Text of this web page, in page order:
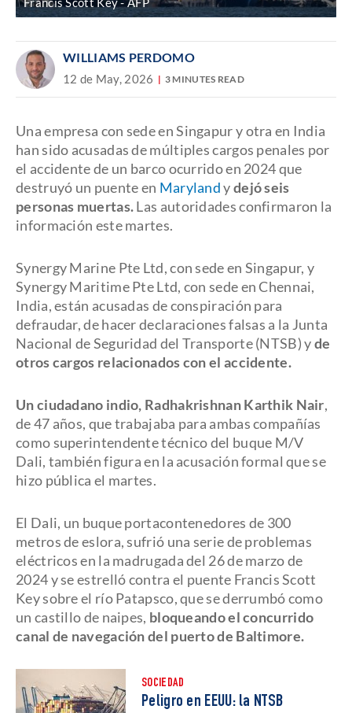
WILLIAMS PERDOMO
12 de May, 2026 3 MINUTES READ
Una empresa con sede en Singapur y otra en India
han sido acusadas de múltiples cargos penales por
el accidente de un barco ocurrido en 2024 que
destruyó un puente en Marylandydejó seis
personas muertas.Las autoridades confirmaron la
información este martes.
Synergy Marine Pte Ltd, con sede en Singapur, y
Synergy Maritime Pte Ltd, con sede en Chennai,
India, están acusadas de conspiración para
defraudar, de hacer declaraciones falsas a la Junta
Nacional de Seguridad del Transporte (NTSB) yde
otros cargos relacionados con el accidente.
Un ciudadano indio, Radhakrishnan Karthik Nair,
de 47 años, que trabajaba para ambas compañías
como superintendente técnico del buque M/V
Dali, también figura en la acusación formal que se
hizo pública el martes.
El Dali, un buque portacontenedores de 300
metros de eslora, sufrió una serie de problemas
eléctricos en la madrugada del 26 de marzo de
2024 y se estrelló contra el puente Francis Scott
Key sobre el río Patapsco, que se derrumbó como
un castillo de naipes, bloqueando el concurrido
canal de navegación del puerto de Baltimore.
SOCIEDAD
Peligro en EEUU: la NTSB